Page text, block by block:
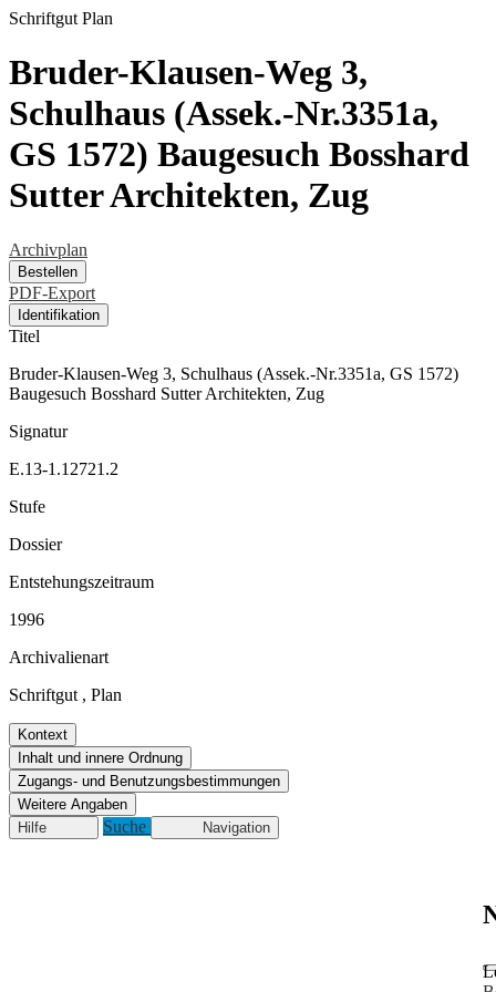
Schriftgut Plan
Bruder-Klausen-Weg 3,
Schulhaus (Assek.-Nr.3351a,
GS 1572) Baugesuch Bosshard
Sutter Architekten, Zug
Archivplan
Bestellen
PDF-Export
Identifikation
Titel
Bruder-Klausen-Weg 3, Schulhaus (Assek.-Nr.3351a, GS 1572)
Baugesuch Bosshard Sutter Architekten, Zug
Signatur
E.13-1.12721.2
Stufe
Dossier
Entstehungszeitraum
1996
Archivalienart
Schriftgut , Plan
Kontext
Inhalt und innere Ordnung
Zugangs- und Benutzungsbestimmungen
Weitere Angaben
Hilfe
Suche Navigation